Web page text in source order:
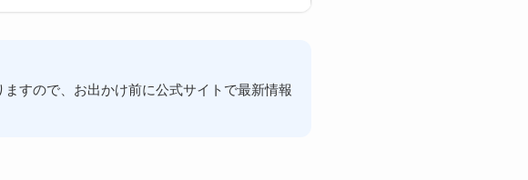
すので、お出かけ前に公式サイトで最新情報